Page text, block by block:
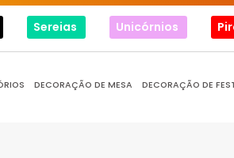
Sereias Unicórnios
DECORAÇÃO DE MESA DECORAÇÃO DE